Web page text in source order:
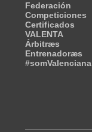
Federación
Competiciones
Certificados
VALENTA
Árbitræs
Entrenadoræs
#somValenciana